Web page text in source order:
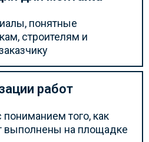
понятные
строителям и
работ
того, как
выполнены на площадке